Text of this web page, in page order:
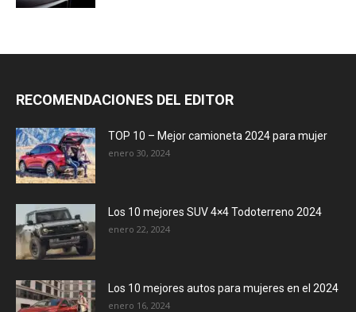
RECOMENDACIONES DEL EDITOR
TOP 10 – Mejor camioneta 2024 para mujer
enero 30, 2024
Los 10 mejores SUV 4×4 Todoterreno 2024
enero 22, 2024
Los 10 mejores autos para mujeres en el 2024
enero 16, 2024